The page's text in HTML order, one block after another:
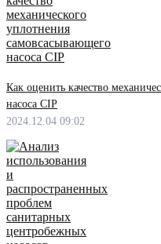
Как оценить качество
насоса CIP
2024.12.04 09:02